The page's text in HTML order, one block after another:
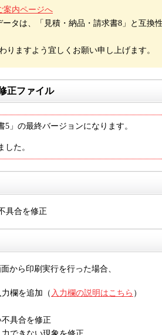
案内ページへ
タは、「見積・納品・請求書8」と互換
りますよう宜しくお願い申し上げます。
正ファイル
」の最終バージョンになります。
た。
具合を修正
から印刷実行を行った場合、
欄を追加（ 入力欄の説明はこちら ）
具合を修正